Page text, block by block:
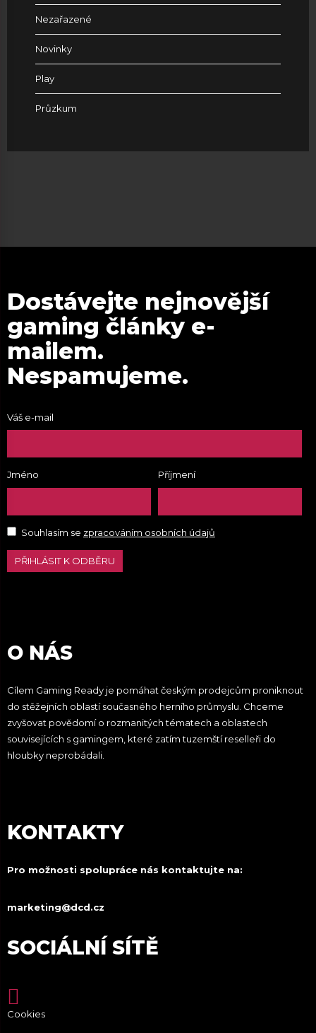
Nezařazené
Novinky
Play
Průzkum
Dostávejte nejnovější
gaming články e-
mailem.
Nespamujeme.
Váš e-mail
Jméno Příjmení
Souhlasím se zpracováním osobních údajů
PŘIHLÁSIT K ODBĚRU
O NÁS
Cílem Gaming Ready je pomáhat českým prodejcům proniknout
do stěžejních oblastí současného herního průmyslu. Chceme
zvyšovat povědomí o rozmanitých tématech a oblastech
souvisejících s gamingem, které zatím tuzemští reselleři do
hloubky neprobádali.
KONTAKTY
Pro možnosti spolupráce nás kontaktujte na:
marketing@dcd.cz
SOCIÁLNÍ SÍTĚ
Cookies